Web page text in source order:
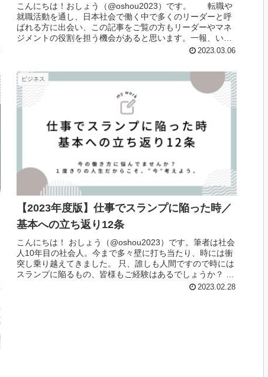
こんにちは！おしょう（@oshou2023）です。 転職や
就職活動を通し、日本社会で働く中で多くのリーダーと呼
ばれる方に出会い、この記事をご覧の方もリーダーやマネ
ジメントの役割を担う機会があると思います。一報、いき
2023.03.06
ビジネス
【2023年度版】仕事でスランプに陥った時／
基本への立ち返り12条
こんにちは！ おしょう（@oshou2023）です。筆者は社会
人10年目の社会人。今まで多々壁に打ち当たり、時には衝
突し乗り越えてきました。 只、誰しも人間ですので時には
スランプに陥るもの、皆様もご経験はあるでしょうか？ ※
2023.02.28